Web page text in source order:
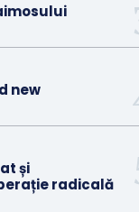
new
și
radicală